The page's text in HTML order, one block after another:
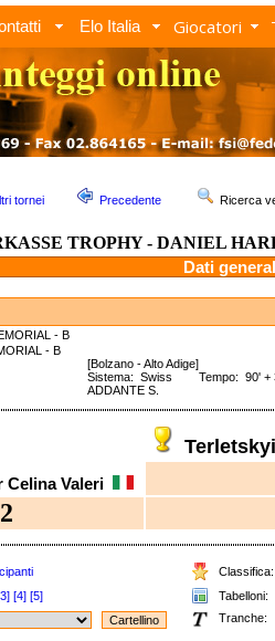
Elo Italia Giocatori
tornei Precedente Ricerca
TROPHY - DANIEL
Dati
- B
- B
[Bolzano - Alto Adige]
Sistema: Swiss Tempo: 90' +
ADDANTE S.
Celina Valeri
2
Classifica:
[4] [5] Tabelloni:
Tranche: